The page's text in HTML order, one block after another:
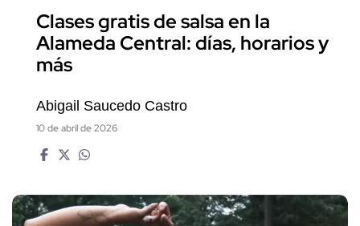
Clases gratis de salsa en la
Alameda Central: días, horarios y
más
Abigail Saucedo Castro
10 de abril de 2026